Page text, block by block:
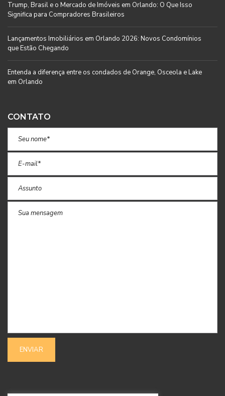
Trump, Brasil e o Mercado de Imóveis em Orlando: O Que Isso
Significa para Compradores Brasileiros
Lançamentos Imobiliários em Orlando 2026: Novos Condomínios
que Estão Chegando
Entenda a diferença entre os condados de Orange, Osceola e Lake
em Orlando
CONTATO